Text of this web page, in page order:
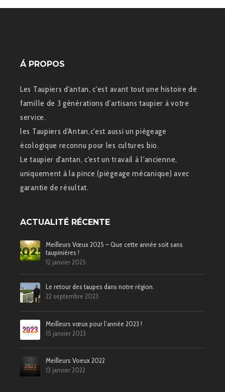
Á PROPOS
Les Taupiers d'antan, c'est avant tout une histoire de
famille de 3 générations d'artisans taupier à votre
service.
les Taupiers d'Antan,c'est aussi un piégeage
écologique reconnu pour les cultures bio.
Le taupier d'antan, c'est un travail à l'ancienne,
uniquement à la pince (piégeage mécanique) avec
garantie de résultat.
ACTUALITÉ RÉCENTE
Meilleurs Vœux 2025 – Que cette année soit sans
taupinières !
12 janvier 2025
Le retour des taupes dans notre région.
22 septembre 2023
Meilleurs vœux pour l’année 2023 !
15 janvier 2023
Meilleurs Voeux 2022
13 janvier 2022